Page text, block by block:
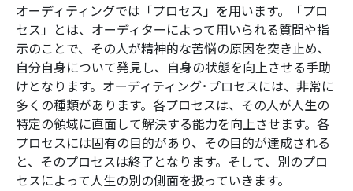
オーディティングでは「プロセス」を用います。「プロ
セス」とは、オーディターによって用いられる質問や指
示のことで、その人が精神的な苦悩の原因を突き止め、
自分自身について発見し、自身の状態を向上させる手助
けとなります。 オーディティング･プロセスには、非常に
多くの種類があります。各プロセスは、その人が人生の
特定の領域に直面して解決する能力を向上させます。各
プロセスには固有の目的があり、その目的が達成される
と、そのプロセスは終了となります。そして、別のプロ
セスによって人生の別の側面を扱っていきます。